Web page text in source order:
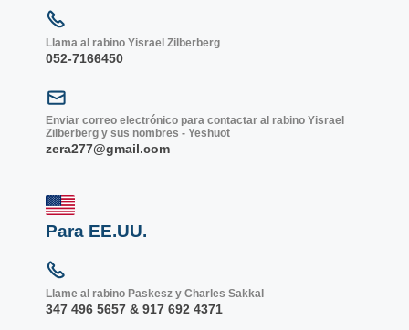
Llama al rabino Yisrael Zilberberg
052-7166450
Enviar correo electrónico para contactar al rabino Yisrael
Zilberberg y sus nombres - Yeshuot
zera277@gmail.com
Para EE.UU.
Llame al rabino Paskesz y Charles Sakkal
347 496 5657 & 917 692 4371